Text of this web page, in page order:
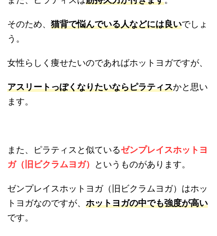
そのため、 猫背で悩んでいる人などには良いでしょ
う。
女性らしく痩せたいのであればホットヨガですが、
アスリートっぽくなりたいならピラティスかと思い
ます。
また、ピラティスと似ているゼンプレイスホットヨ
ガ（旧ビクラムヨガ）
というものがあります。
ゼンプレイスホットヨガ（旧ビクラムヨガ）はホッ
トヨガなのですが、 ホットヨガの中でも強度が高い
です。